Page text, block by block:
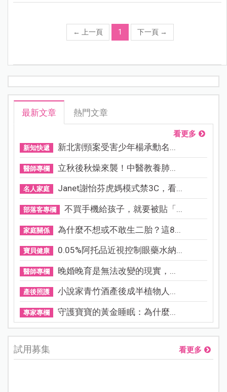
← 上一頁 1 下一頁 →
最新文章 熱門文章
看更多
新知快遞 新北割頸案受害少年楊承勳名...
醫師專欄 立秋後秋燥來襲！中醫教養肺...
名人家庭 Janet謝怡芬虎媽模式禁3C，看...
部落客專欄 不買手機給孩子，就要被貼「...
家庭關係 為什麼不想或不敢生二胎？這8...
寶貝健康 0.05%阿托品近視控制眼藥水納...
醫師專欄 晚婚晚育是無法改變的現實，...
產後照護 小說家青竹酒產後成半植物人...
專家專欄 守護寶寶的黃金睡眠：為什麼...
試用募集 看更多